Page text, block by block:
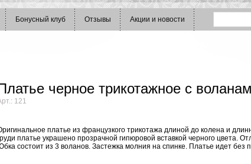
Бонусный клуб Отзывы Акции и новости
черное трикотажное с
121
платье из французкого трикотажа длиной до колена и
платье украшено прозрачной гипюровой вставкой черного цвета.
состоит из 3 воланов. Застежка молния на спинке. Платье идет без